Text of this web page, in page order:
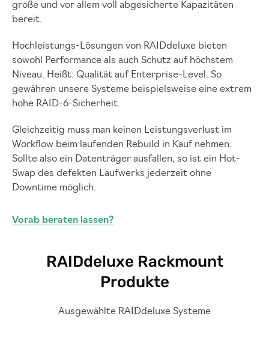
große und vor allem voll abgesicherte Kapazitäten
bereit.
Hochleistungs-Lösungen von RAIDdeluxe bieten
sowohl Performance als auch Schutz auf höchstem
Niveau. Heißt: Qualität auf Enterprise-Level. So
gewähren unsere Systeme beispielsweise eine extrem
hohe RAID-6-Sicherheit.
Gleichzeitig muss man keinen Leistungsverlust im
Workflow beim laufenden Rebuild in Kauf nehmen.
Sollte also ein Datenträger ausfallen, so ist ein Hot-
Swap des defekten Laufwerks jederzeit ohne
Downtime möglich.
Vorab beraten lassen?
RAIDdeluxe Rackmount
Produkte
Ausgewählte RAIDdeluxe Systeme